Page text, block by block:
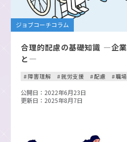
ジョブコーチコラム
合理的配慮の基礎知識 —企
と—
障害理解 就労支援 配慮 職場
公開日：2022年6月23日
更新日：2025年8月7日